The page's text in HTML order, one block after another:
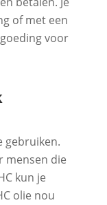
of met een
voor
gebruiken.
mensen die
kun je
olie nou